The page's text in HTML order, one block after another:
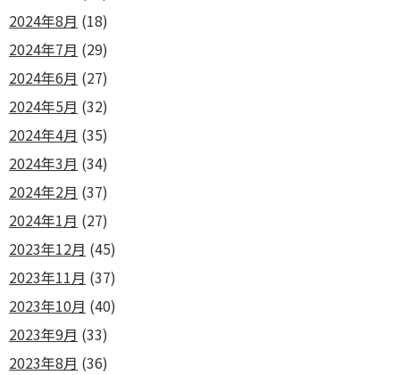
2024年8月 (18)
2024年7月 (29)
2024年6月 (27)
2024年5月 (32)
2024年4月 (35)
2024年3月 (34)
2024年2月 (37)
2024年1月 (27)
2023年12月 (45)
2023年11月 (37)
2023年10月 (40)
2023年9月 (33)
2023年8月 (36)